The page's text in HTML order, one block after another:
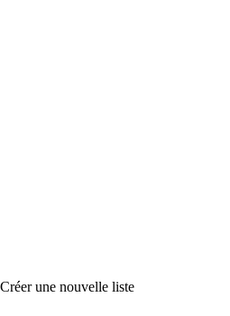
Créer une nouvelle liste